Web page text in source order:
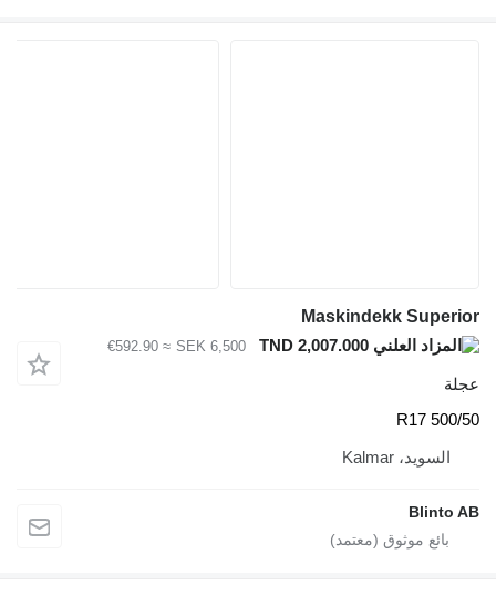
Maskindekk Superior
SEK 6,500
≈ €592.90
عجلة
500/50 R17
السويد، Kalmar
Blinto AB